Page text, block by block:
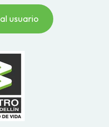
usuario